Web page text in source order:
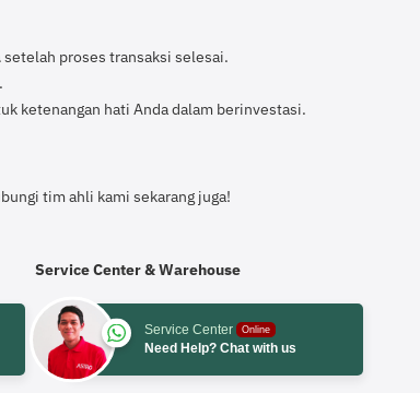
setelah proses transaksi selesai.
ketenangan hati Anda dalam berinvestasi.
tim ahli kami sekarang juga!
Service Center & Warehouse
Service Center Online
Need Help? Chat with us